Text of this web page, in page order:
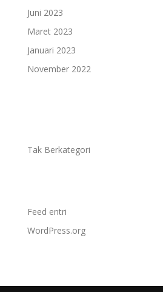
Juni 2023
Maret 2023
Januari 2023
November 2022
Tak Berkategori
Feed entri
WordPress.org